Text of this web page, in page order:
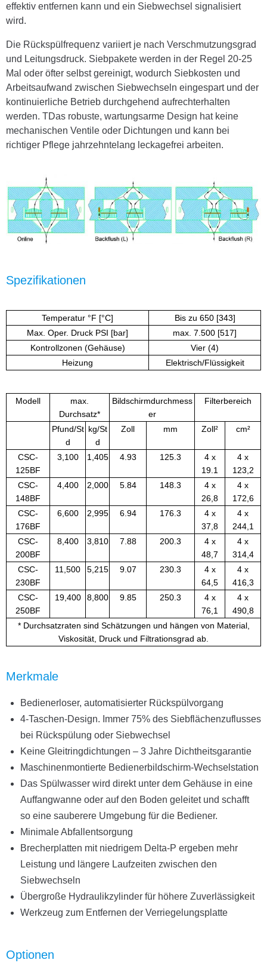
effektiv entfernen kann und ein Siebwechsel signalisiert
wird.
Die Rückspülfrequenz variiert je nach Verschmutzungsgrad
und Leitungsdruck. Siebpakete werden in der Regel 20-25
Mal oder öfter selbst gereinigt, wodurch Siebkosten und
Arbeitsaufwand zwischen Siebwechseln eingespart und der
kontinuierliche Betrieb durchgehend aufrechterhalten
werden. TDas robuste, wartungsarme Design hat keine
mechanischen Ventile oder Dichtungen und kann bei
richtiger Pflege jahrzehntelang leckagefrei arbeiten.
Spezifikationen
Temperatur °F [°C]
Bis zu 650 [343]
Max. Oper. Druck PSI [bar]
max. 7.500 [517]
Kontrollzonen (Gehäuse)
Vier (4)
Heizung
Elektrisch/Flüssigkeit
Modell
max.
Durchsatz*
Bildschirmdurchmess
er
Filterbereich
Pfund/St
d
kg/St
d
Zoll mm Zoll² cm²
CSC-
125BF
3,100 1,405 4.93 125.3
4 x
19.1
4 x
123,2
CSC-
148BF
4,400 2,000 5.84 148.3
4 x
26,8
4 x
172,6
CSC-
176BF
6,600 2,995 6.94 176.3
4 x
37,8
4 x
244,1
CSC-
200BF
8,400 3,810 7.88 200.3
4 x
48,7
4 x
314,4
CSC-
230BF
11,500 5,215 9.07 230.3
4 x
64,5
4 x
416,3
CSC-
250BF
19,400 8,800 9.85 250.3
4 x
76,1
4 x
490,8
* Durchsatzraten sind Schätzungen und hängen von Material,
Viskosität, Druck und Filtrationsgrad ab.
Merkmale
Bedienerloser, automatisierter Rückspülvorgang
4-Taschen-Design. Immer 75% des Siebflächenzuflusses
bei Rückspülung oder Siebwechsel
Keine Gleitringdichtungen – 3 Jahre Dichtheitsgarantie
Maschinenmontierte Bedienerbildschirm-Wechselstation
Das Spülwasser wird direkt unter dem Gehäuse in eine
Auffangwanne oder auf den Boden geleitet und schafft
so eine sauberere Umgebung für die Bediener.
Minimale Abfallentsorgung
Brecherplatten mit niedrigem Delta-P ergeben mehr
Leistung und längere Laufzeiten zwischen den
Siebwechseln
Übergroße Hydraulikzylinder für höhere Zuverlässigkeit
Werkzeug zum Entfernen der Verriegelungsplatte
Optionen